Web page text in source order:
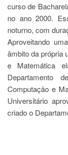
Sistema
Júpiter
PÓS-
GRADUAÇÃO
Alunos
Especiais
Apresentação
Atendimento
curso de
no ano 2000.
noturno, com
Aproveitando
âmbito da própria
e Matemática
Departamento
Computação e
Universitário
criado o